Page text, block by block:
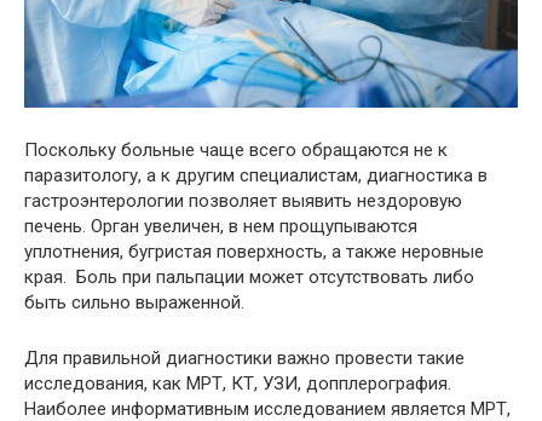
Поскольку больные чаще всего обращаются не к
паразитологу, а к другим специалистам, диагностика в
гастроэнтерологии позволяет выявить нездоровую
печень. Орган увеличен, в нем прощупываются
уплотнения, бугристая поверхность, а также неровные
края. Боль при пальпации может отсутствовать либо
быть сильно выраженной.
Для правильной диагностики важно провести такие
исследования, как МРТ, КТ, УЗИ, допплерография.
Наиболее информативным исследованием является МРТ,